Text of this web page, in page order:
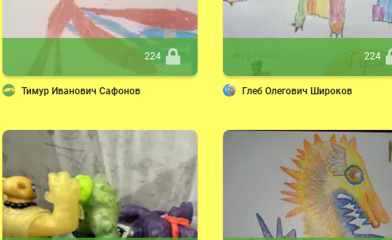
224
Тимур Иванович Сафонов
224
Глеб Олегович Широков